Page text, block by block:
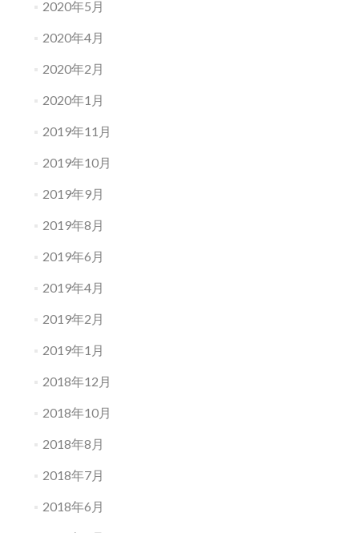
2020年5月
2020年4月
2020年2月
2020年1月
2019年11月
2019年10月
2019年9月
2019年8月
2019年6月
2019年4月
2019年2月
2019年1月
2018年12月
2018年10月
2018年8月
2018年7月
2018年6月